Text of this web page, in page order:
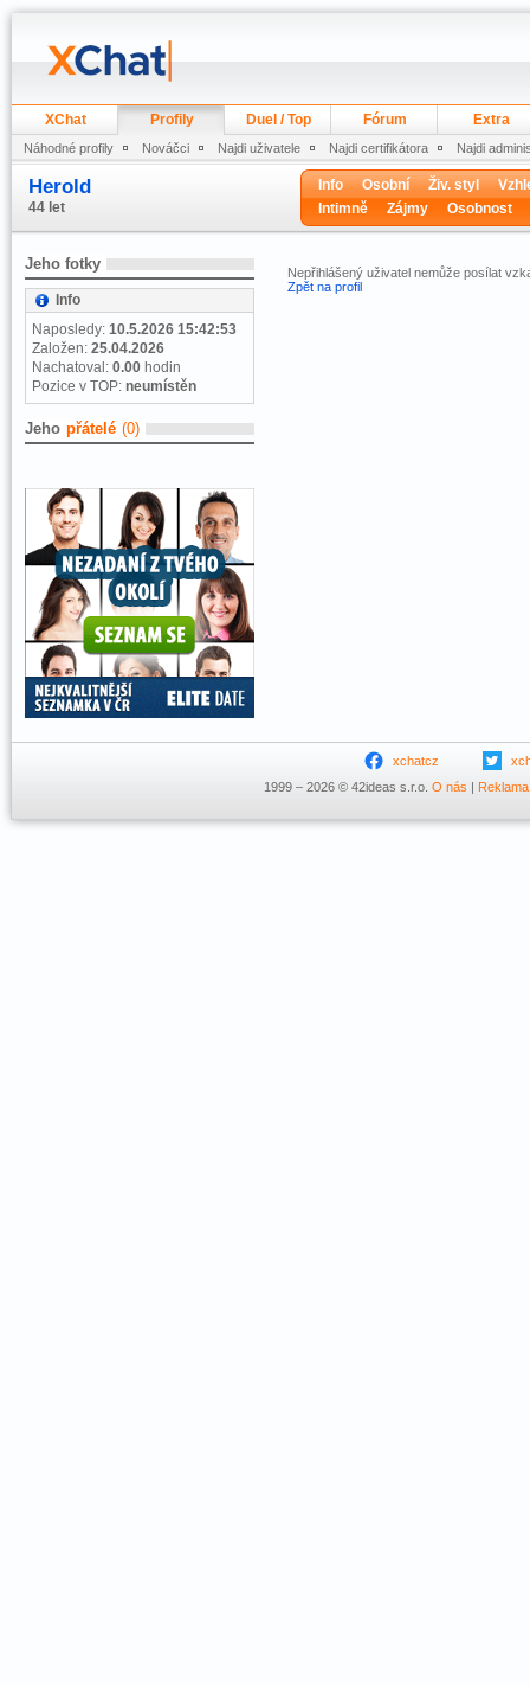
XChat Profily Duel / Top Fórum Extra
Náhodné profily Nováčci Najdi uživatele Najdi certifikátora Najdi
Herold
44 let
Info Osobní Živ. styl
Intimně
Zájmy Osobnost
Jeho fotky
Info
Naposledy: 10.5.2026 15:42:53
Založen: 25.04.2026
Nachatoval: 0.00 hodin
Pozice v TOP: neumístěn
Jeho přátelé (0)
Nepřihlášený uživatel nemůže posílat
Zpět na profil
xchatcz
1999 – 2026 © 42ideas s.r.o. O nás | Reklama